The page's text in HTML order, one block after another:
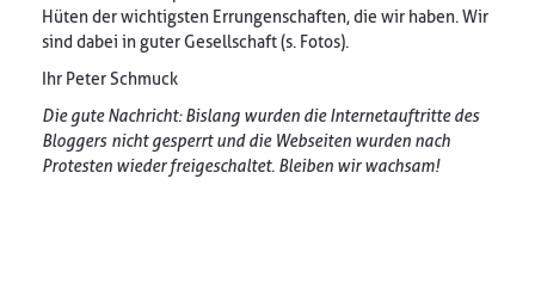
Hüten der wichtigsten Errungenschaften, die wir haben. Wir
sind dabei in guter Gesellschaft (s. Fotos).
Ihr Peter Schmuck
Die gute Nachricht: Bislang wurden die Internetauftritte des
Bloggers nicht gesperrt und die Webseiten wurden nach
Protesten wieder freigeschaltet. Bleiben wir wachsam!